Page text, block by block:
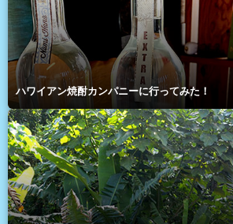
ハワイアン焼酎カンパニーに行ってみた！